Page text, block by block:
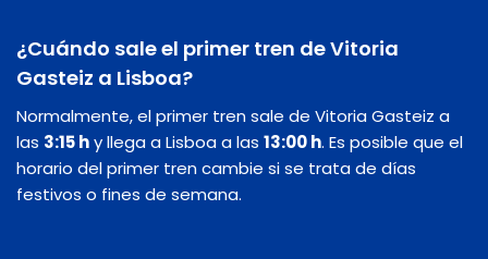
¿Cuándo sale el primer tren de Vitoria
Gasteiz a Lisboa?
Normalmente, el primer tren sale de Vitoria Gasteiz a
las 3:15 hy llega a Lisboa a las 13:00 h. Es posible que el
horario del primer tren cambie si se trata de días
festivos o fines de semana.